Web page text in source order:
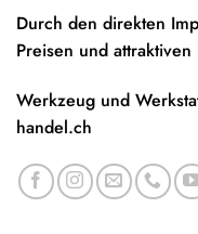
Durch den direkten
Preisen und
Werkzeug und
handel.ch